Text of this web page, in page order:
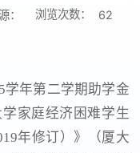
： 浏览次数： 62
学年第二学期助学金
家庭经济困难学生
年修订）》（厦大